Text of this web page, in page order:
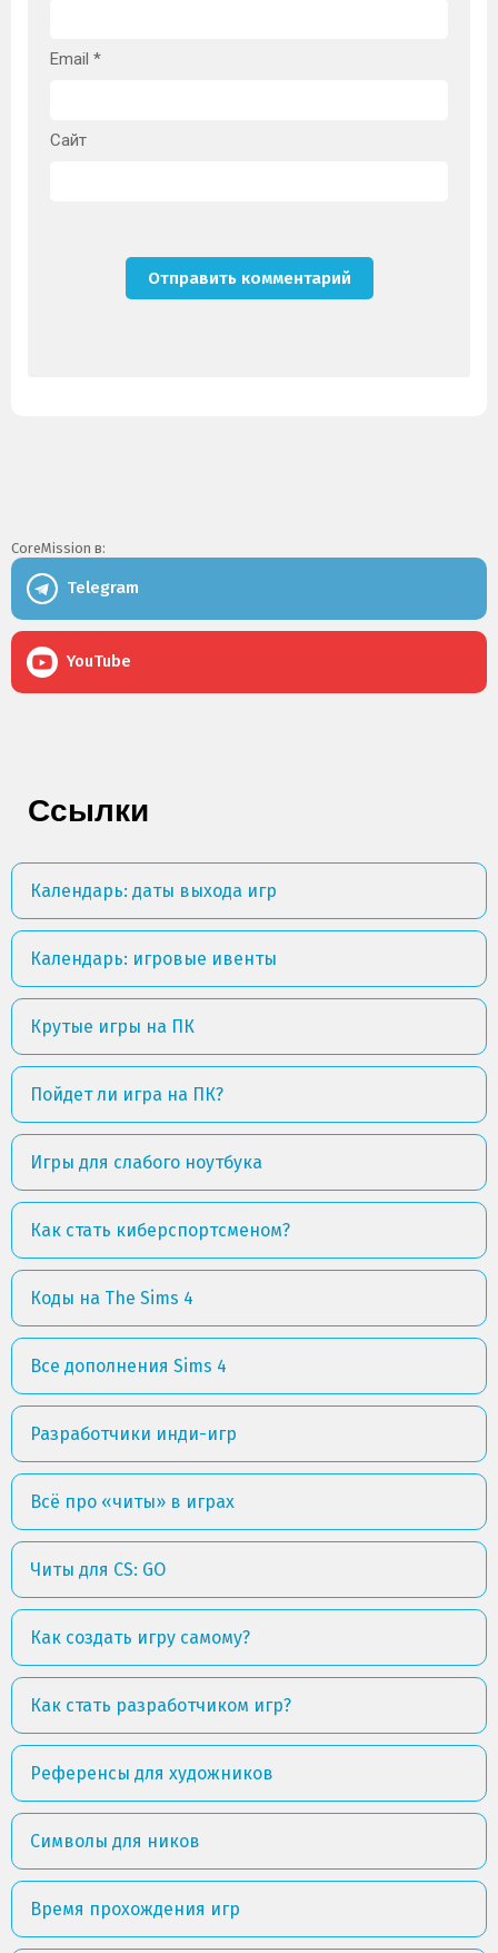
Email *
Сайт
CoreMission в:
Telegram
YouTube
Ссылки
Календарь: даты выхода игр
Календарь: игровые ивенты
Крутые игры на ПК
Пойдет ли игра на ПК?
Игры для слабого ноутбука
Как стать киберспортсменом?
Коды на The Sims 4
Все дополнения Sims 4
Разработчики инди-игр
Всё про «читы» в играх
Читы для CS: GO
Как создать игру самому?
Как стать разработчиком игр?
Референсы для художников
Символы для ников
Время прохождения игр